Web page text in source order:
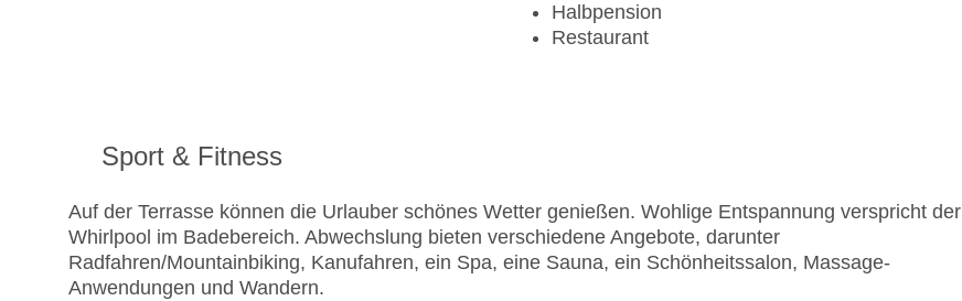
Halbpension
Restaurant
Sport & Fitness
Auf der Terrasse können die Urlauber schönes Wetter genießen. Wohlige Entspannung verspricht der
Whirlpool im Badebereich. Abwechslung bieten verschiedene Angebote, darunter
Radfahren/Mountainbiking, Kanufahren, ein Spa, eine Sauna, ein Schönheitssalon, Massage-
Anwendungen und Wandern.